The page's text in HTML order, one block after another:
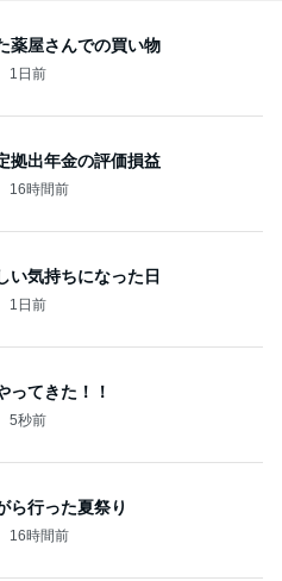
薬屋さんでの買い物
1日前
拠出年金の評価損益
16時間前
い気持ちになった日
1日前
ってきた！！
5秒前
ら行った夏祭り
16時間前